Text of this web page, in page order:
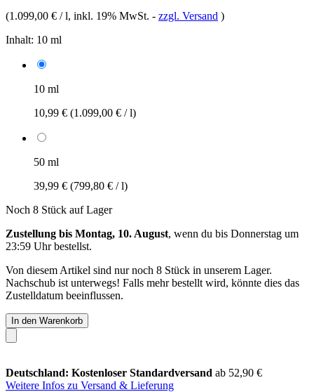
(1.099,00 € / l, inkl. 19% MwSt. - zzgl. Versand )
Inhalt: 10 ml
10 ml
10,99 € (1.099,00 € / l)
50 ml
39,99 € (799,80 € / l)
Noch 8 Stück auf Lager
Zustellung bis Montag, 10. August, wenn du bis Donnerstag um
23:59 Uhrbestellst.
Von diesem Artikel sind nur noch 8 Stück in unserem Lager.
Nachschub ist unterwegs! Falls mehr bestellt wird, könnte dies das
Zustelldatum beeinflussen.
In den Warenkorb
Deutschland: Kostenloser Standardversand ab 52,90 €
Weitere Infos zu Versand & Lieferung